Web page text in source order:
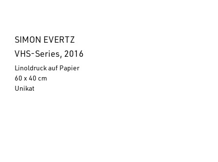
SIMON EVERTZ
VHS-Series, 2016
Linoldruck auf Papier
60 x 40 cm
Unikat